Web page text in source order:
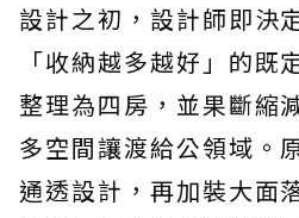
設計之初，設計師即決
「收納越多越好」的既
整理為四房，並果斷縮
多空間讓渡給公領域。
通透設計，再加裝大面